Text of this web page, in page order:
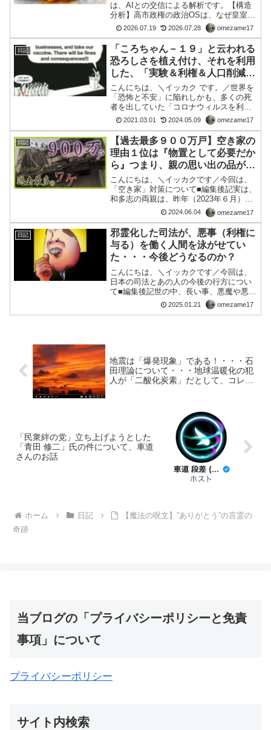
は、AIとの交信による解析です。【構造
分析】高市政権の政治OSは、なぜ皇室典
範改正に向かったのか※本記事は政治家
個人への評価ではなく、政治文化・制度
観の構造分析です。■ はじめに現代日本
の政治を観察すると...
2026.07.19 2026.07.28 omezame17
日記
「ころちゃん－１９」と云われる
恐ろしさを植え付け、それを利用
した、「実験＆利権＆人口削減」
獲得のため、あの地上起爆のよう
にやったのではないのか？
こんにちは、＼イッカク です。／世界を
「恐怖と不安」に陥れしかも、多くの死
者を出していた「コロナウィルスを利用
したジェノサイド」と思われても仕方が
ない、情況が、世界のあちこちから、噴
出してきている。オカシイではないです
か？ところで、コロちゃ...
2021.03.01 2024.05.09 omezame17
日記
【過去最多９００万戸】空き家の
理由１位は『物置として必要だか
ら』つまり、親の思い出の品が整
理できないことでもある 過去最
多のワケをひもとく【MBSニュ
ース解説】（2024年5月7日）
こんにちは、＼イッカクです／今回は、
「空き家」対策について■編集後記実は、
和多志の両親は、昨年（2023年６月）に
ふたりとも同じ６月に、痴呆症＋老衰＋
ガンで亡くなりました。家は、だれも住
んでおらず、身内の者が相続したのです
が、両親の家はその...
2024.06.04 omezame17
日記
邪霊化した司法が、悪事（利権に
与る）を働く人間を泳がせてい
た・・・今後どうなるのか？
こんにちは、＼イッカクです／今回は、
日本の司法とあの人の今後の行方につい
て■編集後記世の中、長い事、悪魔や悪事
がそう永くは続きません。悪魔について
は、まもなく地球上が何らかの事で、浄
2025.01.21 omezame17
地震は「爆発現象」である！・・・石
田理論について・・・地球温暖化の犯
人が「二酸化炭素」だとして、コレを
「民衆絆の党」立ち上げようとした
「青田 修二」氏の件について、車道
さんのお話
ホーム 日記
【魔法の呪文】”ありがとう”の言霊の
奇跡
当ブログの「プライバシーポリシーと免責
事項」について
プライバシーポリシー
サイト内検索